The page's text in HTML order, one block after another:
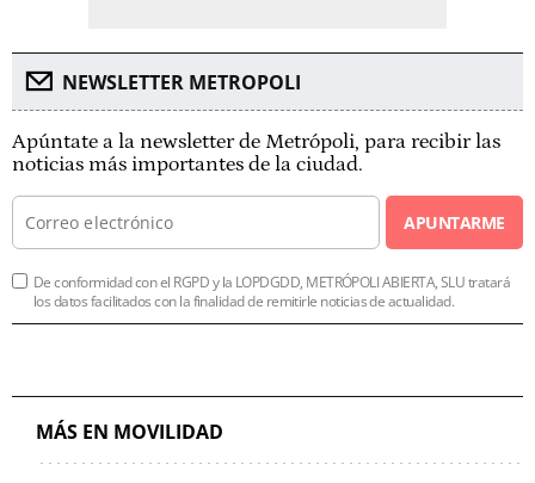
NEWSLETTER METROPOLI
Apúntate a la newsletter de Metrópoli, para recibir las
noticias más importantes de la ciudad.
APUNTARME
De conformidad con el RGPD y la LOPDGDD, METRÓPOLI ABIERTA, SLU tratará
los datos facilitados con la finalidad de remitirle noticias de actualidad.
MÁS EN MOVILIDAD